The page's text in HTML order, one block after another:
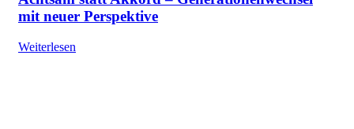
mit neuer Perspektive
Weiterlesen